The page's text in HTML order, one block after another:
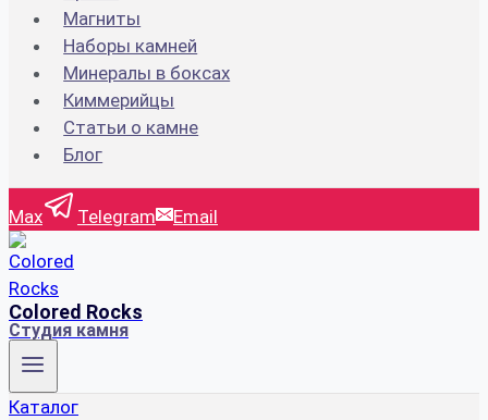
Магниты
Наборы камней
Минералы в боксах
Киммерийцы
Статьи о камне
Блог
Max Telegram Email
Colored Rocks
Студия камня
Каталог